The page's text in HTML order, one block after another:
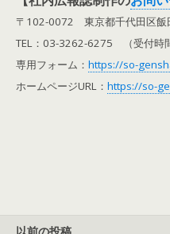
〒102-0072 東京都千代田区飯
TEL：03-3262-6275 （受付時
専用フォーム： https://so-
ホームページURL： https://so-